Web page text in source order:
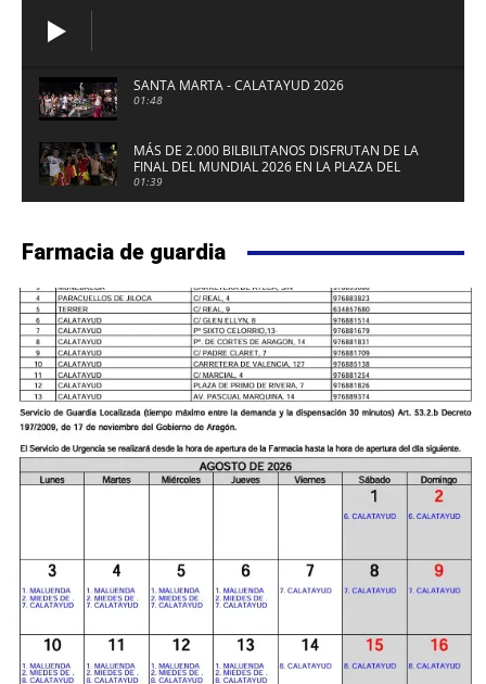
SANTA MARTA - CALATAYUD 2026
01:48
MÁS DE 2.000 BILBILITANOS DISFRUTAN DE LA
FINAL DEL MUNDIAL 2026 EN LA PLAZA DEL
FUERTE DE CALATAYUD
01:39
Farmacia de guardia